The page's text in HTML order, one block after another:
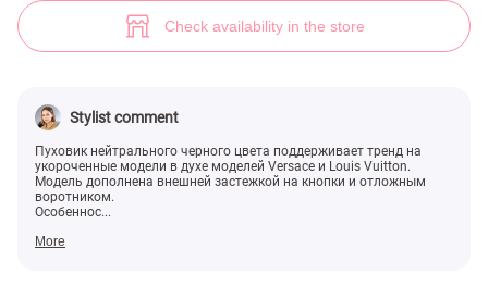
Check availability in the store
Stylist comment
Пуховик нейтрального черного цвета поддерживает тренд на
укороченные модели в духе моделей Versace и Louis Vuitton.
Модель дополнена внешней застежкой на кнопки и отложным
воротником.
Особеннос...
More
(№ 37935) ♡ Gepur - women clothes store